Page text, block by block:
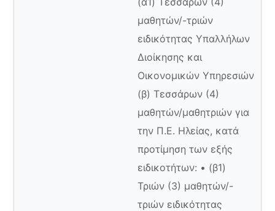
μαθητών/-τριών
ειδικότητας Υπαλλήλων
Διοίκησης και
Οικονομικών Υπηρεσιών
(β) Τεσσάρων (4)
μαθητών/μαθητριών για
την Π.Ε. Ηλείας, κατά
προτίμηση των εξής
ειδικοτήτων: • (β1)
Τριών (3) μαθητών/-
τριών ειδικότητας